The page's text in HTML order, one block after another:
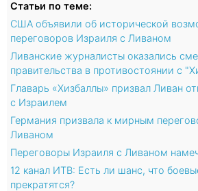
Статьи по теме:
США объявили об исторической
переговоров Израиля с Ливаном
Ливанские журналисты оказались
правительства в противостоянии с
Главарь «Хизбаллы» призвал Ливан
с Израилем
Германия призвала к мирным
Ливаном
Переговоры Израиля с Ливаном
12 канал ИТВ: Есть ли шанс, что
прекратятся?